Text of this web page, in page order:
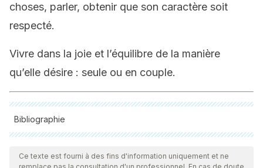
choses, parler, obtenir que son caractère soit
respecté.
Vivre dans la joie et l’équilibre de la manière
qu’elle désire : seule ou en couple.
Bibliographie
Toutes les sources citées ont été examinées en profondeur
par notre équipe pour garantir leur qualité, leur fiabilité, leur
Ce texte est fourni à des fins d'information uniquement et ne